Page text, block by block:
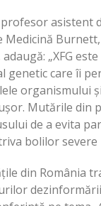
asistent
Medicină
„XFG
genetic care îi
organismului
Mutările din
de a evita
bolilor severe
din România